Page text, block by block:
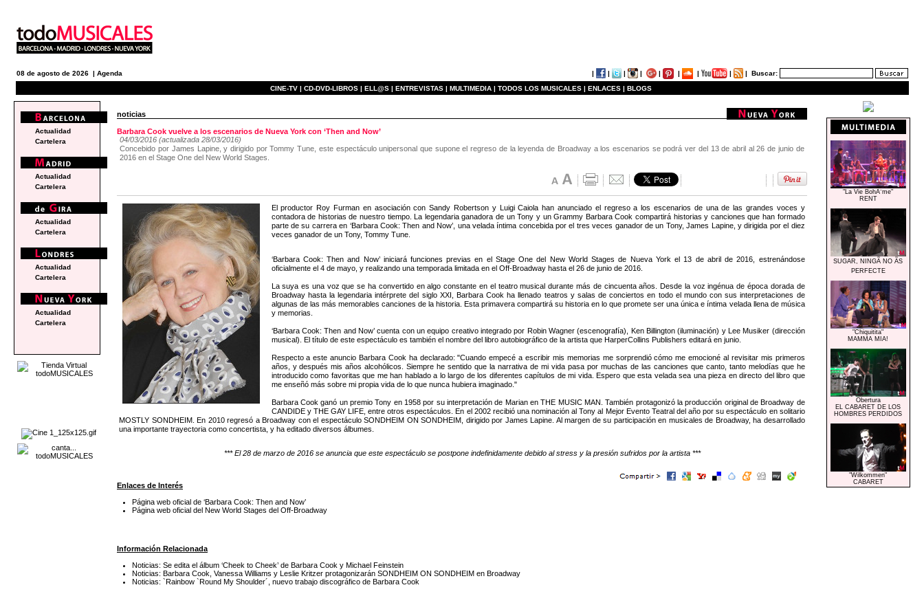
08 de agosto de 2026 | Agenda | | | | | | | | | Buscar:
CINE-TV | CD-DVD-LIBROS | ELL@S | ENTREVISTAS | MULTIMEDIA | TODOS LOS MUSICALES | ENLACES | BLOGS
noticias
Barbara Cook vuelve a los escenarios de Nueva York con ‘Then and Now’
04/03/2016 (actualizada 28/03/2016)
Concebido por James Lapine, y dirigido por Tommy Tune, este espectáculo unipersonal que supone el regreso de la leyenda de Broadway a los escenarios se podrá ver del 13 de abril al 26 de junio de
2016 en el Stage One del New World Stages.
El productor Roy Furman en asociación con Sandy Robertson y Luigi Caiola han anunciado el regreso a los escenarios de una de las grandes voces y
contadora de historias de nuestro tiempo. La legendaria ganadora de un Tony y un Grammy Barbara Cook compartirá historias y canciones que han formado
parte de su carrera en ‘Barbara Cook: Then and Now’, una velada íntima concebida por el tres veces ganador de un Tony, James Lapine, y dirigida por el diez
veces ganador de un Tony, Tommy Tune.
‘Barbara Cook: Then and Now’ iniciará funciones previas en el Stage One del New World Stages de Nueva York el 13 de abril de 2016, estrenándose
oficialmente el 4 de mayo, y realizando una temporada limitada en el Off-Broadway hasta el 26 de junio de 2016.
La suya es una voz que se ha convertido en algo constante en el teatro musical durante más de cincuenta años. Desde la voz ingénua de época dorada de
Broadway hasta la legendaria intérprete del siglo XXI, Barbara Cook ha llenado teatros y salas de conciertos en todo el mundo con sus interpretaciones de
algunas de las más memorables canciones de la historia. Esta primavera compartirá su historia en lo que promete ser una única e íntima velada llena de música
y memorias.
‘Barbara Cook: Then and Now’ cuenta con un equipo creativo integrado por Robin Wagner (escenografía), Ken Billington (iluminación) y Lee Musiker (dirección
musical). El título de este espectáculo es también el nombre del libro autobiográfico de la artista que HarperCollins Publishers editará en junio.
Respecto a este anuncio Barbara Cook ha declarado: "Cuando empecé a escribir mis memorias me sorprendió cómo me emocioné al revisitar mis primeros
años, y después mis años alcohólicos. Siempre he sentido que la narrativa de mi vida pasa por muchas de las canciones que canto, tanto melodías que he
introducido como favoritas que me han hablado a lo largo de los diferentes capítulos de mi vida. Espero que esta velada sea una pieza en directo del libro que
me enseñó más sobre mi propia vida de lo que nunca hubiera imaginado."
Barbara Cook ganó un premio Tony en 1958 por su interpretación de Marian en THE MUSIC MAN. También protagonizó la producción original de Broadway de
CANDIDE y THE GAY LIFE, entre otros espectáculos. En el 2002 recibió una nominación al Tony al Mejor Evento Teatral del año por su espectáculo en solitario
MOSTLY SONDHEIM. En 2010 regresó a Broadway con el espectáculo SONDHEIM ON SONDHEIM, dirigido por James Lapine. Al margen de su participación en musicales de Broadway, ha desarrollado
una importante trayectoria como concertista, y ha editado diversos álbumes.
*** El 28 de marzo de 2016 se anuncia que este espectáculo se postpone indefinidamente debido al stress y la presión sufridos por la artista ***
Enlaces de Interés
Página web oficial de ‘Barbara Cook: Then and Now’
Página web oficial del New World Stages del Off-Broadway
Información Relacionada
Noticias: Se edita el álbum ‘Cheek to Cheek’ de Barbara Cook y Michael Feinstein
Noticias: Barbara Cook, Vanessa Williams y Leslie Kritzer protagonizarán SONDHEIM ON SONDHEIM en Broadway
Noticias: `Rainbow `Round My Shoulder´, nuevo trabajo discográfico de Barbara Cook
Actualidad
Cartelera
Actualidad
Cartelera
Actualidad
Cartelera
Actualidad
Cartelera
Actualidad
Cartelera
"La Vie BohÃ¨me"
RENT
SUGAR, NINGÃ NO ÃS
PERFECTE
"Chiquitita"
MAMMA MIA!
Obertura
EL CABARET DE LOS
HOMBRES PERDIDOS
"Wilkommen"
CABARET